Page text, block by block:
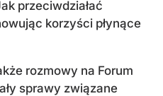
przeciwdziałać
korzyści płynące
rozmowy na Forum
sprawy związane